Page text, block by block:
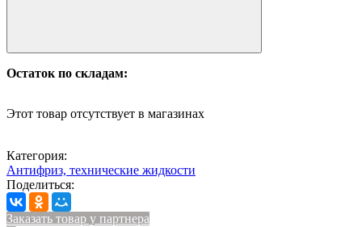
Остаток по складам:
Этот товар отсутствует в магазинах
Категория:
Антифриз, технические жидкости
Поделиться:
Заказать товар у партнера